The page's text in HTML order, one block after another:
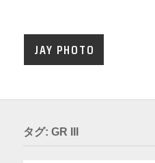
JAY PHOTO
タグ: GR III